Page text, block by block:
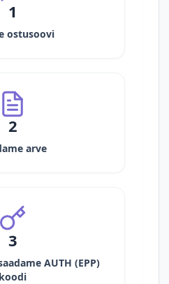
1
ostusoovi
2
arve
3
AUTH (EPP)
koodi